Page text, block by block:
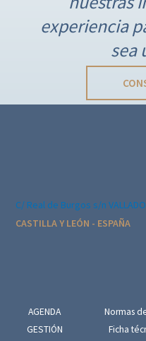
ó
E
v
experiencia
sea
C/ Real de Burgos s/n
CASTILLA Y LEÓN - ESPAÑA
AGENDA
GESTIÓN
Normas
Ficha